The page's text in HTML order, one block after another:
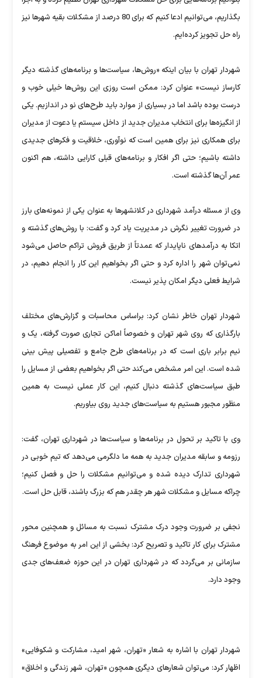
بگذاریم، می‌توانیم ادعا کنیم که برای 80 درصد از مشکلات بقیه شهرها نیز
راه حل تجویز کرده‌ایم.
شهردار تهران با بیان اینکه «روش‌ها، سیاست‌ها و برنامه‌های گذشته دیگر
کارساز نیست» عنوان کرد: ممکن است روزی این روش‌ها خیلی خوب و
درست بوده باشد اما در بسیاری از موارد باید طرح‌های نو در اندازیم. یکی
از انگیزه‌ها برای انتخاب مدیران جدید از داخل سیستم یا دعوت از مدیران
برای همکاری نیز برای همین است که نوآوری، خلاقیت و فکرهای جدیدی
داشته باشیم؛ حتی اگر افکار و برنامه‌های قبلی کارایی داشته، هم اکنون
عمر آن‌ها گذشته است.
وی از مسئله درآمد شهرداری در کلانشهرها به عنوان یکی از نمونه‌های بارز
در ضرورت تغییر نگرش در مدیریت یاد کرد و گفت: با روش‌های گذشته و
اتکا به درآمدهای ناپایدار که عمدتاً از طریق فروش تراکم حاصل می‌شود
نمی‌توان شهر را اداره کرد و حتی اگر بخواهیم این کار را انجام دهیم، در
شرایط فعلی دیگر امکان پذیر نیست.
شهردار تهران خاطر نشان کرد: براساس محاسبات و گزارش‌های مختلف
بارگذاری که روی شهر تهران و خصوصاً اماکن تجاری صورت گرفته، یک و
نیم برابر باری است که در برنامه‌های طرح جامع و تفصیلی پیش بینی
شده است. این امر مشخص می‌کند حتی اگر بخواهیم بعضی از مسایل را
طبق سیاست‌های گذشته دنبال کنیم، این کار عملی نیست به همین
منظور مجبور هستیم به سیاست‌های جدید روی بیاوریم.
وی با تاکید بر تحول در برنامه‌ها و سیاست‌ها در شهرداری تهران، گفت:
رزومه و سابقه مدیران جدید به همه ما دلگرمی می‌دهد که تیم خوبی در
شهرداری تدارک دیده شده و می‌توانیم مشکلات را حل و فصل کنیم؛
چراکه مسایل و مشکلات شهر هر چقدر هم که بزرگ باشند، قابل حل است.
نجفی بر ضرورت وجود درک مشترک نسبت به مسائل و همچنین محور
مشترک برای کار تاکید و تصریح کرد: بخشی از این امر به موضوع فرهنگ
سازمانی بر می‌گردد که در شهرداری تهران در این حوزه ضعف‌های جدی
وجود دارد.
شهردار تهران با اشاره به شعار «تهران، شهر امید، مشارکت و شکوفایی»
اظهار کرد: می‌توان شعارهای دیگری همچون «تهران، شهر زندگی و اخلاق»